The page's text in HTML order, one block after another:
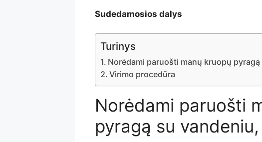
Sudedamosios dalys
Turinys
Norėdami paruošti manų kruopų
Virimo procedūra
Norėdami paruošti
pyragą su